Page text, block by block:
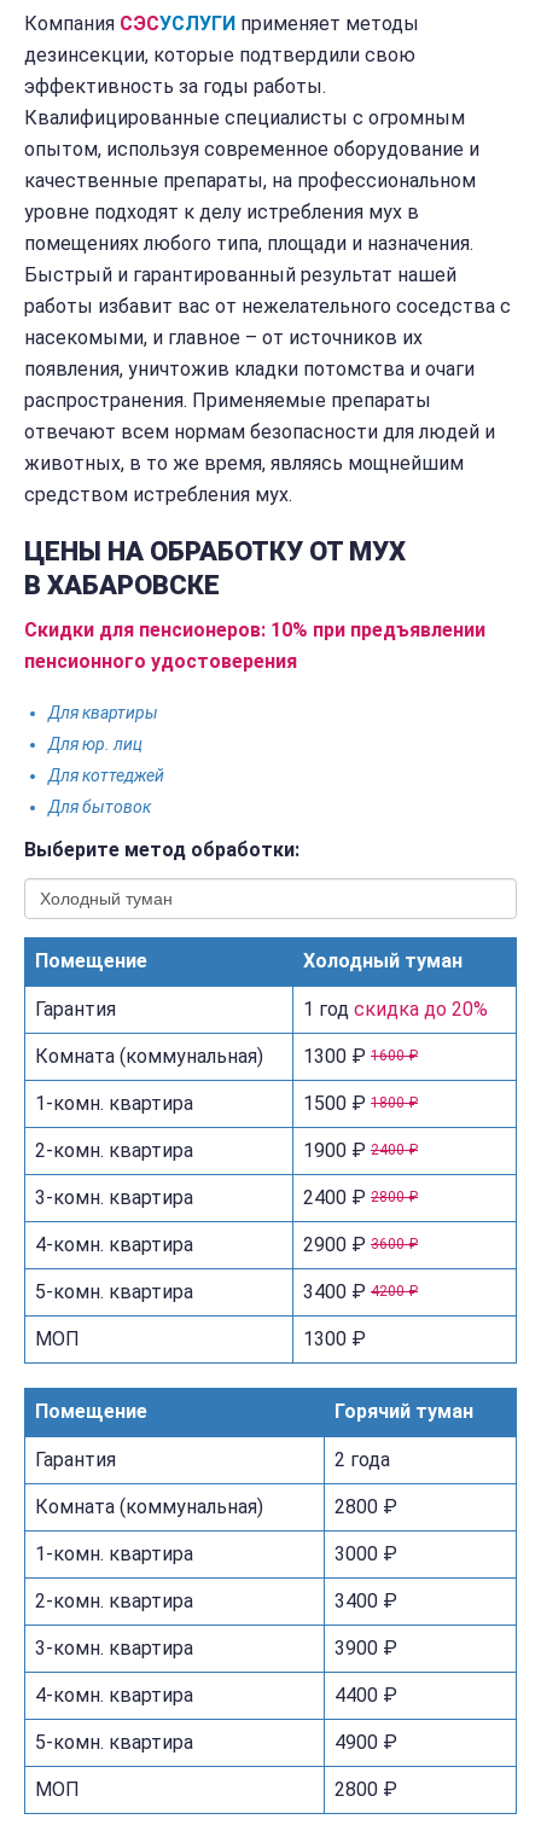
Компания СЭСУСЛУГИ применяет методы
дезинсекции, которые подтвердили свою
эффективность за годы работы.
Квалифицированные специалисты с огромным
опытом, используя современное оборудование и
качественные препараты, на профессиональном
уровне подходят к делу истребления мух в
помещениях любого типа, площади и назначения.
Быстрый и гарантированный результат нашей
работы избавит вас от нежелательного соседства с
насекомыми, и главное – от источников их
появления, уничтожив кладки потомства и очаги
распространения. Применяемые препараты
отвечают всем нормам безопасности для людей и
животных, в то же время, являясь мощнейшим
средством истребления мух.
ЦЕНЫ НА ОБРАБОТКУ ОТ МУХ
В ХАБАРОВСКЕ
Скидки для пенсионеров: 10% при предъявлении
пенсионного удостоверения
Для квартиры
Для юр. лиц
Для коттеджей
Для бытовок
Выберите метод обработки:
Помещение Холодный туман
Гарантия 1 год скидка до 20%
Комната (коммунальная) 1300 ₽ 1600 ₽
1-комн. квартира 1500 ₽ 1800 ₽
2-комн. квартира 1900 ₽ 2400 ₽
3-комн. квартира 2400 ₽ 2800 ₽
4-комн. квартира 2900 ₽ 3600 ₽
5-комн. квартира 3400 ₽ 4200 ₽
МОП 1300 ₽
Помещение Горячий туман
Гарантия 2 года
Комната (коммунальная) 2800 ₽
1-комн. квартира 3000 ₽
2-комн. квартира 3400 ₽
3-комн. квартира 3900 ₽
4-комн. квартира 4400 ₽
5-комн. квартира 4900 ₽
МОП 2800 ₽